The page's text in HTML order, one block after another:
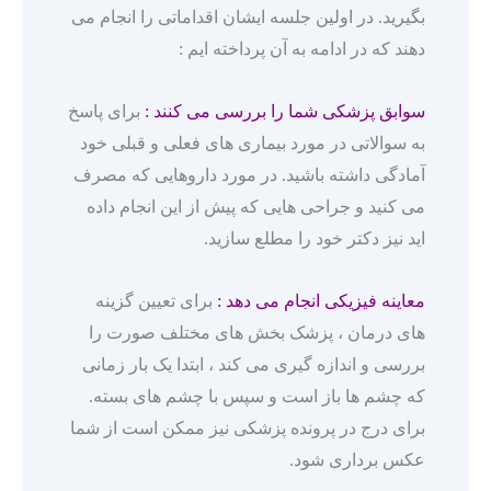
بگیرید. در اولین جلسه ایشان اقداماتی را انجام می
دهند که در ادامه به آن پرداخته ایم :
سوابق پزشکی شما را بررسی می کنند : برای پاسخ
به سوالاتی در مورد بیماری های فعلی و قبلی خود
آمادگی داشته باشید. در مورد داروهایی که مصرف
می کنید و جراحی هایی که پیش از این انجام داده
اید نیز دکتر خود را مطلع سازید.
معاینه فیزیکی انجام می دهد : برای تعیین گزینه
های درمان ، پزشک بخش های مختلف صورت را
بررسی و اندازه گیری می کند ، ابتدا یک بار زمانی
که چشم ها باز است و سپس با چشم های بسته.
برای درج در پرونده پزشکی نیز ممکن است از شما
عکس برداری شود.